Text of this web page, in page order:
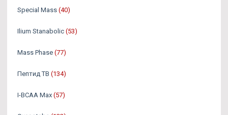
Special Mass (40)
Ilium Stanabolic (53)
Mass Phase (77)
Пептид TB (134)
I-BCAA Max (57)